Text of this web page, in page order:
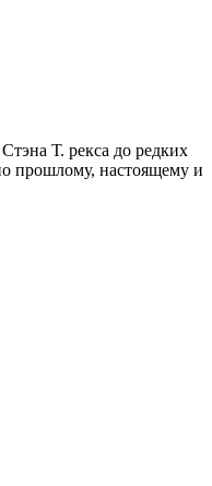
Т. рекса до редких
прошлому, настоящему и